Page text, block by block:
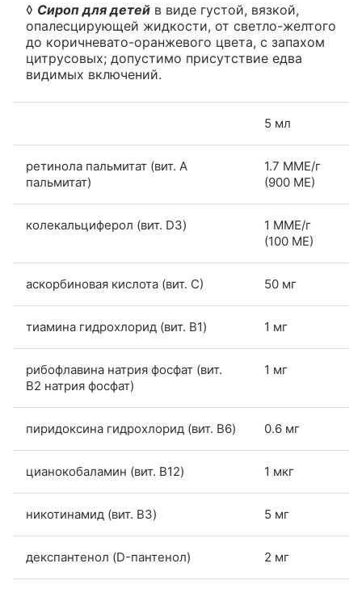
◊ Сироп для детей в виде густой, вязкой,
опалесцирующей жидкости, от светло-желтого
до коричневато-оранжевого цвета, с запахом
цитрусовых; допустимо присутствие едва
видимых включений.
5 мл
ретинола пальмитат (вит. А
пальмитат)
1.7 ММЕ/г
(900 МЕ)
колекальциферол (вит. D3)
1 ММЕ/г
(100 МЕ)
аскорбиновая кислота (вит. С) 50 мг
тиамина гидрохлорид (вит. B1) 1 мг
рибофлавина натрия фосфат (вит.
В2 натрия фосфат)
1 мг
пиридоксина гидрохлорид (вит. B6) 0.6 мг
цианокобаламин (вит. B12) 1 мкг
никотинамид (вит. B3) 5 мг
декспантенол (D-пантенол) 2 мг